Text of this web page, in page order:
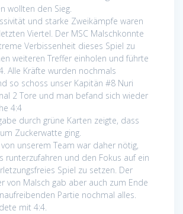
wollten den Sieg.
und starke Zweikämpfe waren
Viertel. Der MSC Malschkonnte
Verbissenheit dieses Spiel zu
weiteren Treffer einholen und führte
Alle Kräfte wurden nochmals
so schoss unser Kapitän #8 Nuri
2 Tore und man befand sich wieder
4:4
durch grüne Karten zeigte, dass
Zuckerwatte ging.
unserem Team war daher nötig,
runterzufahren und den Fokus auf ein
Spiel zu setzen. Der
von Malsch gab aber auch zum Ende
Partie nochmal alles.
mit 4:4.